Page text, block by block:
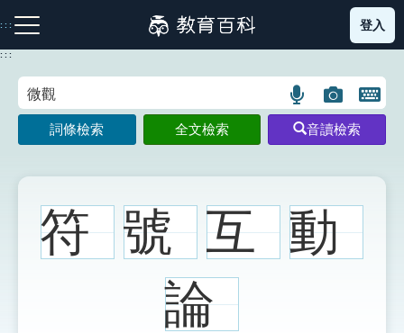
到
主
:::
注音索引圖示 筆畫索引圖示 部首索引表圖示
登入
:::
語
言
搜
示
圖
片
搜
示
開
鍵
圖
詞條檢索 全文檢索 音讀檢索
符 號 互 動
論